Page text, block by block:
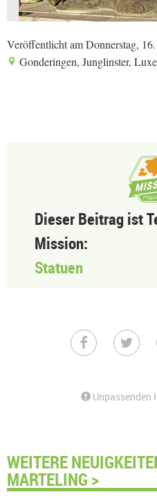
Veröffentlicht am Donnerstag,
Gonderingen, Junglinster,
Dieser Beitrag ist
Mission:
Statuen
Unpassenden
WEITERE
MARTELING >